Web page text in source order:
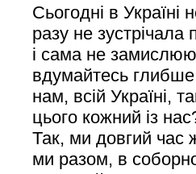
Сьогодні в Україні
разу не зустрічала
і сама не
вдумайтесь
нам, всій Україні,
цього кожний із
Так, ми довгий час
ми разом, в